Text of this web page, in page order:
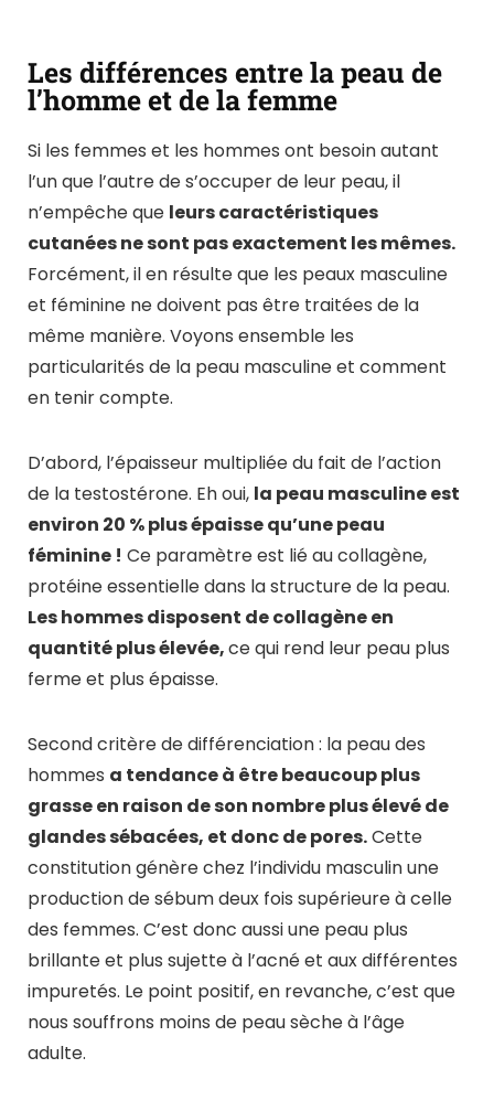
Les différences entre la peau de
l’homme et de la femme
Si les femmes et les hommes ont besoin autant
l’un que l’autre de s’occuper de leur peau, il
n’empêche que leurs caractéristiques
cutanées ne sont pas exactement les mêmes.
Forcément, il en résulte que les peaux masculine
et féminine ne doivent pas être traitées de la
même manière. Voyons ensemble les
particularités de la peau masculine et comment
en tenir compte.
D’abord, l’épaisseur multipliée du fait de l’action
de la testostérone. Eh oui, la peau masculine est
environ 20 % plus épaisse qu’une peau
féminine ! Ce paramètre est lié au collagène,
protéine essentielle dans la structure de la peau.
Les hommes disposent de collagène en
quantité plus élevée,ce qui rend leur peau plus
ferme et plus épaisse.
Second critère de différenciation : la peau des
hommes a tendance à être beaucoup plus
grasse en raison de son nombre plus élevé de
glandes sébacées, et donc de pores.Cette
constitution génère chez l’individu masculin une
production de sébum deux fois supérieure à celle
des femmes. C’est donc aussi une peau plus
brillante et plus sujette à l’acné et aux différentes
impuretés. Le point positif, en revanche, c’est que
nous souffrons moins de peau sèche à l’âge
adulte.